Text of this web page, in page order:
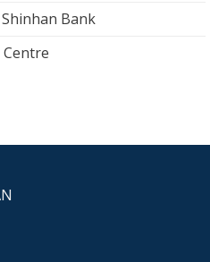
Bank